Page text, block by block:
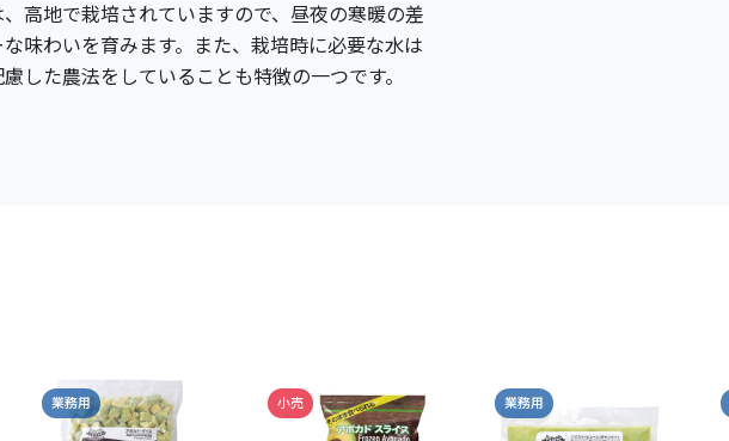
高地で栽培されていますので、昼夜の寒暖の差
味わいを育みます。また、栽培時に必要な水は
した農法をしていることも特徴の一つです。
業務用 小売 業務用